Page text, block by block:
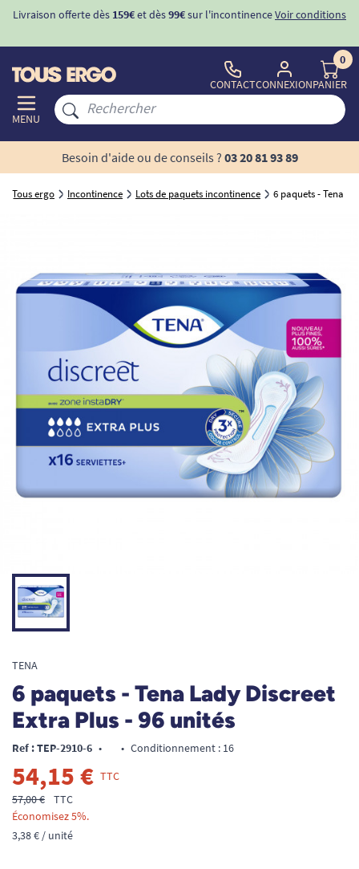
Livraison offerte dès 159€et dès99€sur l'incontinenceVoir conditions
MENU
CONTACTCONNEXION
0
PANIER
Besoin d'aide ou de conseils ? 03 20 81 93 89
Tous ergo Incontinence Lots de paquets incontinence 6 paquets - Tena
TENA
6 paquets - Tena Lady Discreet
Extra Plus - 96 unités
Ref : TEP-2910-6 • • Conditionnement : 16
54,15 € TTC
57,00 €
TTC
Économisez 5%.
3,38 € / unité